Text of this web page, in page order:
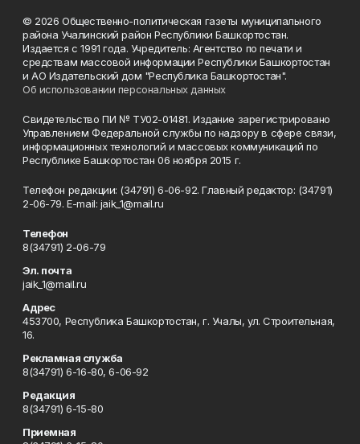
© 2026 Общественно-политическая газеты муниципального
района Учалинский район Республики Башкортостан.
Издается с 1991 года. Учредитель: Агентство по печати и
средствам массовой информации Республики Башкортостан
и АО Издательский дом "Республика Башкортостан".
Об использовании персональных данных
Свидетельство ПИ № ТУ02-01481. Издание зарегистрировано
Управлением Федеральной службы по надзору в сфере связи,
информационных технологий и массовых коммуникаций по
Республике Башкортостан 06 ноября 2015 г.
Телефон редакции: (34791) 6-06-92. Главный редактор: (34791)
2-06-79. Е-mаil: jaik_1@mail.ru
Телефон
8(34791) 2-06-79
Эл. почта
jaik_1@mail.ru
Адрес
453700, Республика Башкортостан, г. Учалы, ул. Строительная,
16.
Рекламная служба
8(34791) 6-16-80, 6-06-92
Редакция
8(34791) 6-15-80
Приемная